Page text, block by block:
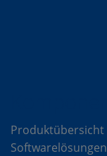
Produktübersicht
Softwarelösungen